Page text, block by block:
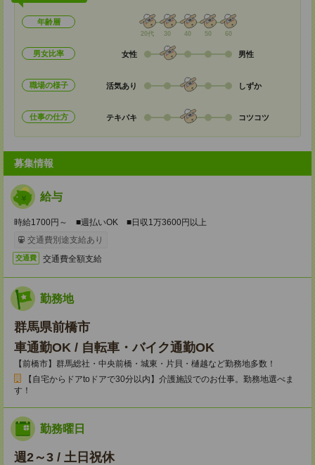
年齢層
20代 30 40 50 60
男女比率 女性 男性
職場の様子 活気あり しずか
仕事の仕方 テキパキ コツコツ
募集情報
給与
時給1700円～ ■週払いOK ■日収1万3600円以上
交通費別途支給あり
交通費 交通費全額支給
勤務地
群馬県前橋市
車通勤OK / 自転車・バイク通勤OK
【前橋市】群馬総社・中央前橋・城東・片貝・樋越など勤務地多数！
【自宅からドアtoドアで30分以内】介護施設でのお仕事。勤務地選べま
す！
勤務曜日
週2～3 / 土日祝休